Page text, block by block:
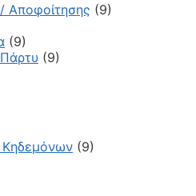
Αποφοίτησης (9)
(9)
(9)
Κηδεμόνων (9)